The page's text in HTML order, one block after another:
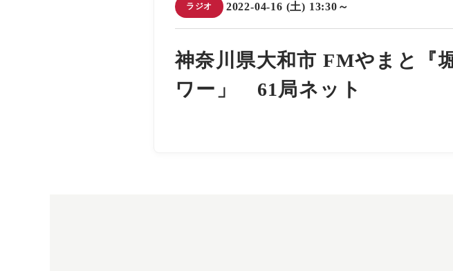
ラジオ 2022-04-16 (土) 13:30～
神奈川県大和市 FMやまと『
ワー」 61局ネット